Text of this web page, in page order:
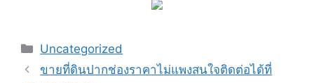
Uncategorized
ขายที่ดินปากช่องราคาไม่แพงสนใจติดต่อได้ที่